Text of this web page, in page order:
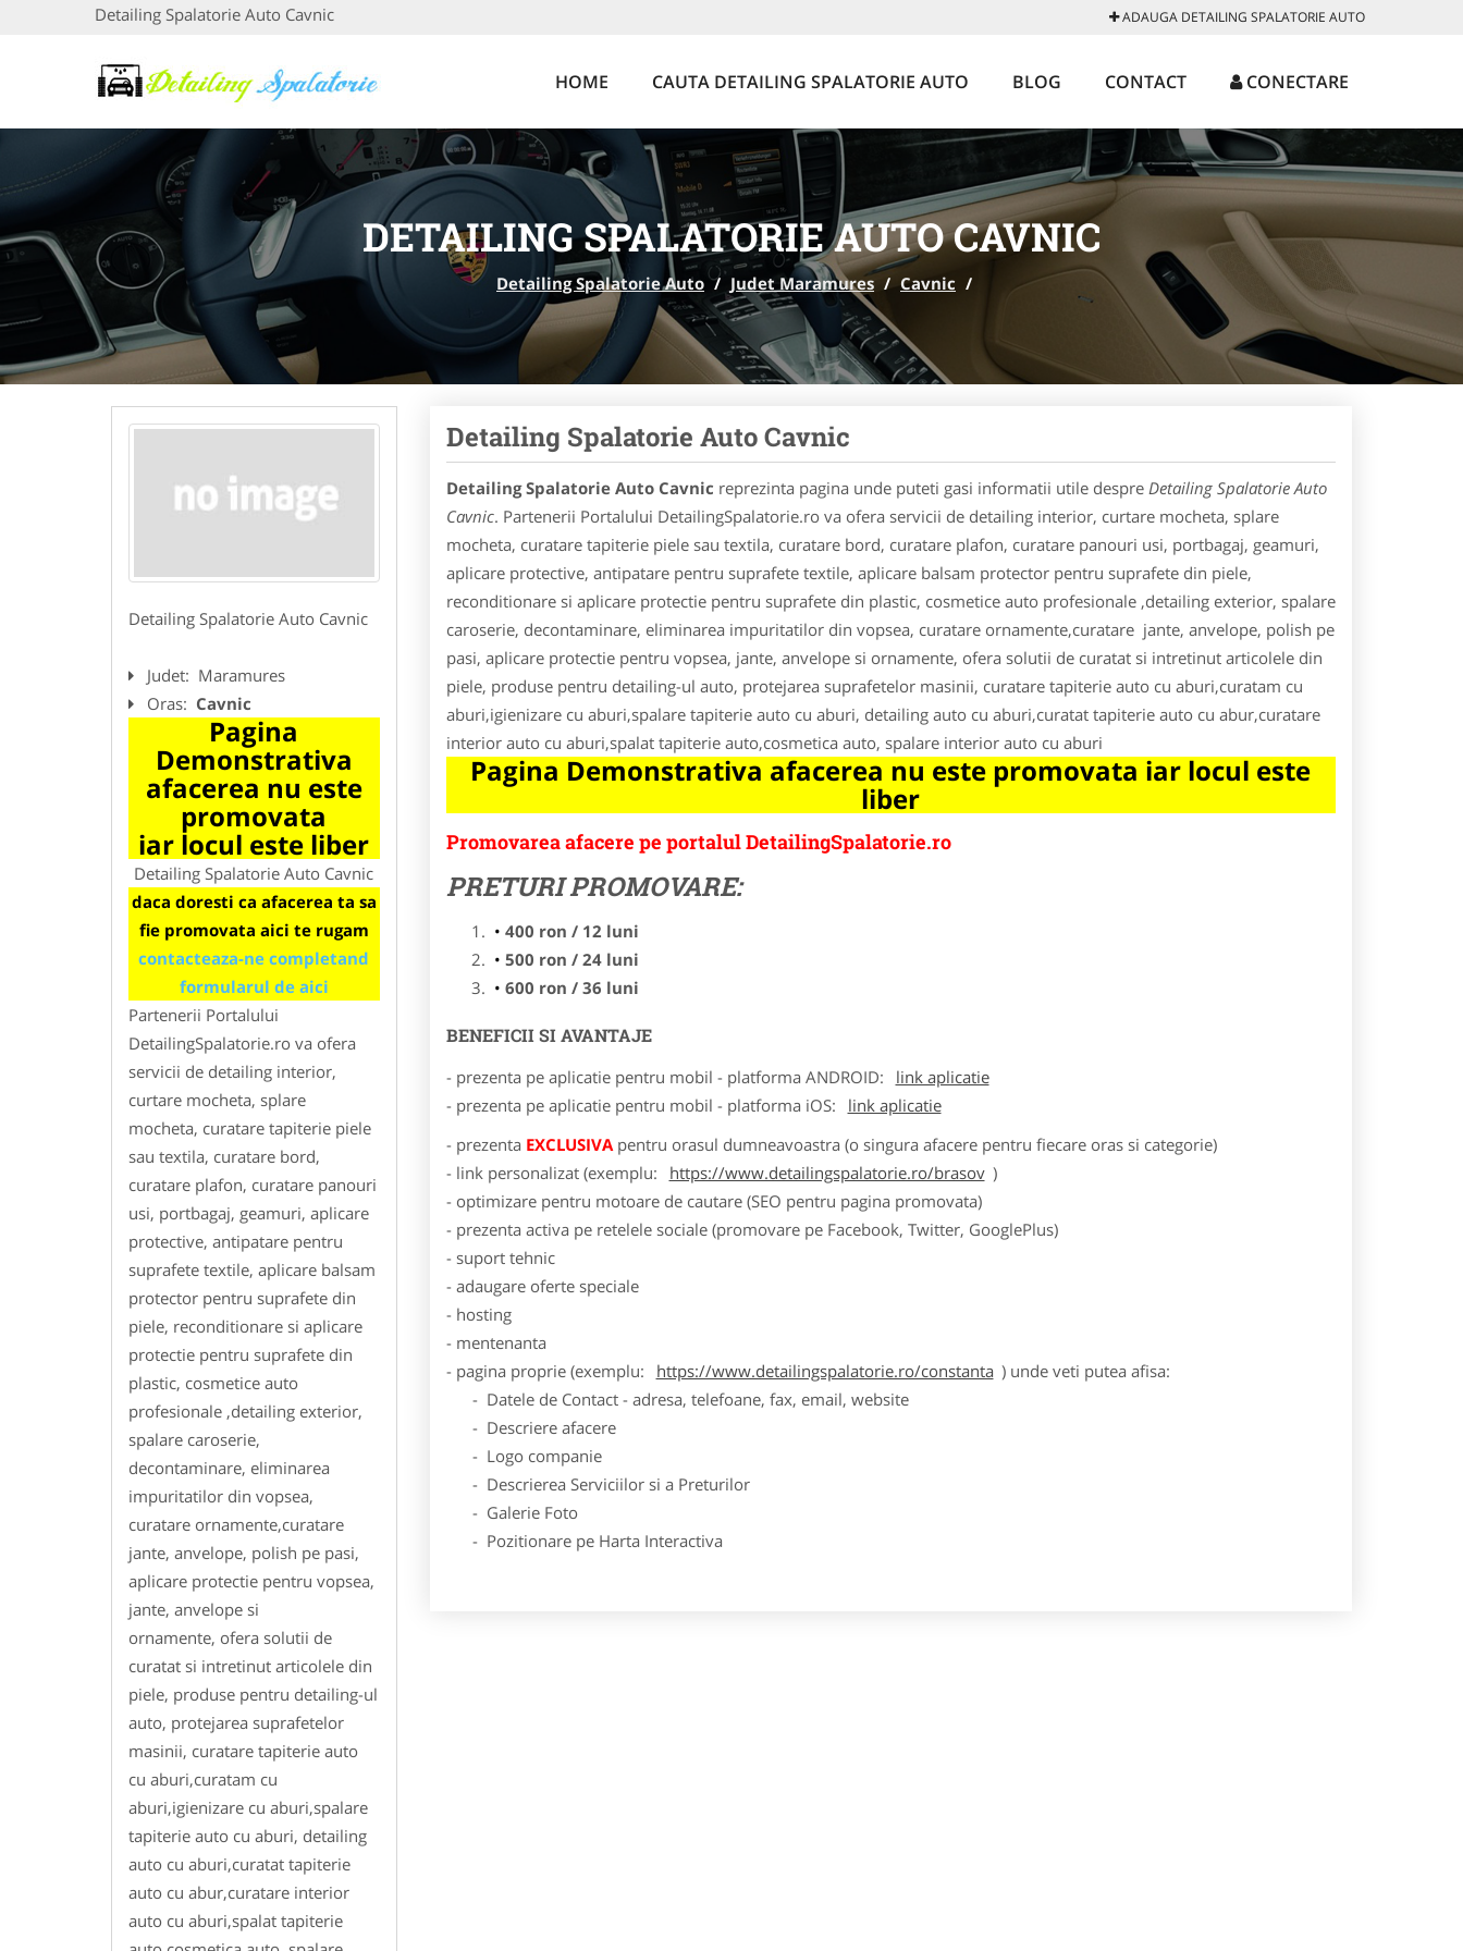
Detailing Spalatorie Auto Cavnic ADAUGA DETAILING SPALATORIE AUTO
HOME CAUTA DETAILING SPALATORIE AUTO BLOG CONTACT CONECTARE
DETAILING SPALATORIE AUTO CAVNIC
Detailing Spalatorie Auto / Judet Maramures / Cavnic /
Detailing Spalatorie Auto Cavnic
Judet: Maramures
Oras: Cavnic
Pagina
Demonstrativa
afacerea nu este
promovata
iar locul este liber
Detailing Spalatorie Auto Cavnic
daca doresti ca afacerea ta sa
fie promovata aici te rugam
contacteaza-ne completand
formularul de aici
Partenerii Portalului
DetailingSpalatorie.ro va ofera
servicii de detailing interior,
curtare mocheta, splare
mocheta, curatare tapiterie piele
sau textila, curatare bord,
curatare plafon, curatare panouri
usi, portbagaj, geamuri, aplicare
protective, antipatare pentru
suprafete textile, aplicare balsam
protector pentru suprafete din
piele, reconditionare si aplicare
protectie pentru suprafete din
plastic, cosmetice auto
profesionale ,detailing exterior,
spalare caroserie,
decontaminare, eliminarea
impuritatilor din vopsea,
curatare ornamente,curatare
jante, anvelope, polish pe pasi,
aplicare protectie pentru vopsea,
jante, anvelope si
ornamente, ofera solutii de
curatat si intretinut articolele din
piele, produse pentru detailing-ul
auto, protejarea suprafetelor
masinii, curatare tapiterie auto
cu aburi,curatam cu
aburi,igienizare cu aburi,spalare
tapiterie auto cu aburi, detailing
auto cu aburi,curatat tapiterie
auto cu abur,curatare interior
auto cu aburi,spalat tapiterie
Detailing Spalatorie Auto Cavnic
Detailing Spalatorie Auto Cavnic reprezinta pagina unde puteti gasi informatii utile despre Detailing Spalatorie Auto
Cavnic. Partenerii Portalului DetailingSpalatorie.ro va ofera servicii de detailing interior, curtare mocheta, splare
mocheta, curatare tapiterie piele sau textila, curatare bord, curatare plafon, curatare panouri usi, portbagaj, geamuri,
aplicare protective, antipatare pentru suprafete textile, aplicare balsam protector pentru suprafete din piele,
reconditionare si aplicare protectie pentru suprafete din plastic, cosmetice auto profesionale ,detailing exterior, spalare
caroserie, decontaminare, eliminarea impuritatilor din vopsea, curatare ornamente,curatare jante, anvelope, polish pe
pasi, aplicare protectie pentru vopsea, jante, anvelope si ornamente, ofera solutii de curatat si intretinut articolele din
piele, produse pentru detailing-ul auto, protejarea suprafetelor masinii, curatare tapiterie auto cu aburi,curatam cu
aburi,igienizare cu aburi,spalare tapiterie auto cu aburi, detailing auto cu aburi,curatat tapiterie auto cu abur,curatare
interior auto cu aburi,spalat tapiterie auto,cosmetica auto, spalare interior auto cu aburi
Pagina Demonstrativa afacerea nu este promovata iar locul este
liber
Promovarea afacere pe portalul DetailingSpalatorie.ro
PRETURI PROMOVARE:
400 ron / 12 luni
500 ron / 24 luni
600 ron / 36 luni
BENEFICII SI AVANTAJE
- prezenta pe aplicatie pentru mobil - platforma ANDROID:
link aplicatie
- prezenta pe aplicatie pentru mobil - platforma iOS:
link aplicatie
- prezenta EXCLUSIVApentru orasul dumneavoastra (o singura afacere pentru fiecare oras si categorie)
- link personalizat (exemplu:
https://www.detailingspalatorie.ro/brasov )
- optimizare pentru motoare de cautare (SEO pentru pagina promovata)
- prezenta activa pe retelele sociale (promovare pe Facebook, Twitter, GooglePlus)
- suport tehnic
- adaugare oferte speciale
- hosting
- mentenanta
- pagina proprie (exemplu:
https://www.detailingspalatorie.ro/constanta ) unde veti putea afisa:
- Datele de Contact - adresa, telefoane, fax, email, website
- Descriere afacere
- Logo companie
- Descrierea Serviciilor si a Preturilor
- Galerie Foto
- Pozitionare pe Harta Interactiva